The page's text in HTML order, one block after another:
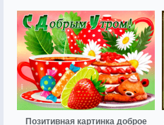
Позитивная картинка доброе